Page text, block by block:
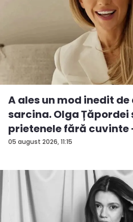
05 august 2026, 11:15
A ales un mod inedit
sarcina. Olga
prietenele fără cuvinte